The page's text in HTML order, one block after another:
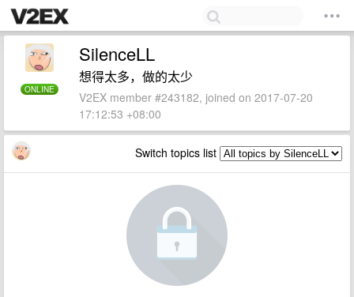
ONLINE
SilenceLL
想得太多，做的太少
V2EX member #243182, joined on 2017-07-20
17:12:53 +08:00
Switch topics list